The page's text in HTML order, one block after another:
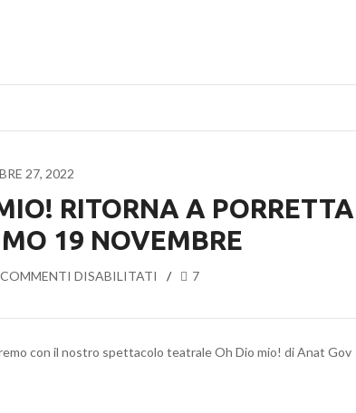
GOV
IL
PROSSIMO
28
GENNAIO
27, 2022
RITORNA A PORRETTA
19 NOVEMBRE
COMMENTI DISABILITATI
SU
SPETTACOLO
DIO
7
con il nostro spettacolo teatrale Oh Dio mio! di Anat Gov